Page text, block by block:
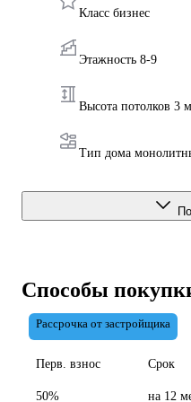
Класс бизнес
Этажность 8-9
Высота потолков 3 м
Тип дома
Способы
Рассрочка от застройщика
Перв. взнос
50%
Срок
на 12